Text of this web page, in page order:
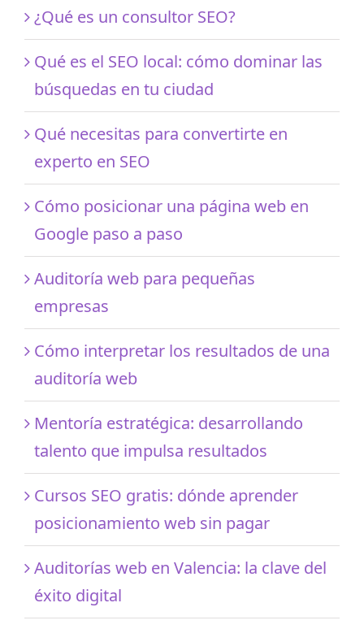
¿Qué es un consultor SEO?
Qué es el SEO local: cómo dominar las
búsquedas en tu ciudad
Qué necesitas para convertirte en
experto en SEO
Cómo posicionar una página web en
Google paso a paso
Auditoría web para pequeñas
empresas
Cómo interpretar los resultados de una
auditoría web
Mentoría estratégica: desarrollando
talento que impulsa resultados
Cursos SEO gratis: dónde aprender
posicionamiento web sin pagar
Auditorías web en Valencia: la clave del
éxito digital